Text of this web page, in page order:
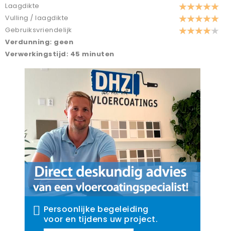
Laagdikte
Vulling / laagdikte
Gebruiksvriendelijk
Verdunning: geen
Verwerkingstijd: 45 minuten
Persoonlijke begeleiding
voor en tijdens uw project.